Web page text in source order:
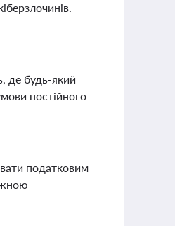
де будь-який
постійного
податковим